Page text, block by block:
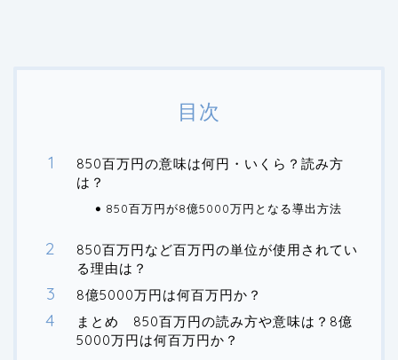
目次
850百万円の意味は何円・いくら？読み方
は？
850百万円が8億5000万円となる導出方法
850百万円など百万円の単位が使用されてい
る理由は？
8億5000万円は何百万円か？
まとめ 850百万円の読み方や意味は？8億
5000万円は何百万円か？